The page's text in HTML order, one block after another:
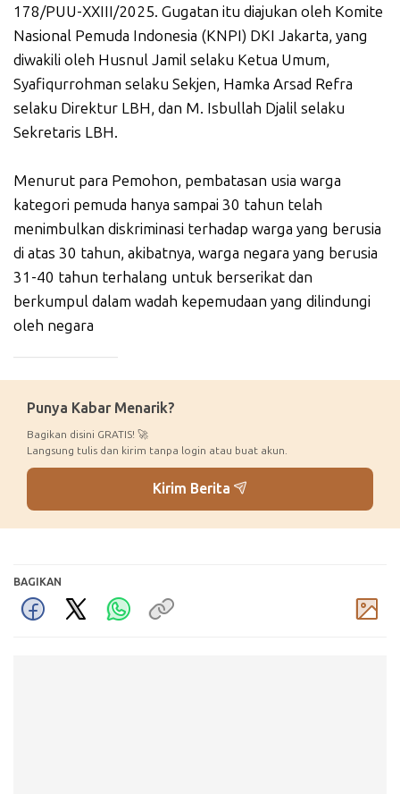
178/PUU-XXIII/2025. Gugatan itu diajukan oleh Komite
Nasional Pemuda Indonesia (KNPI) DKI Jakarta, yang
diwakili oleh Husnul Jamil selaku Ketua Umum,
Syafiqurrohman selaku Sekjen, Hamka Arsad Refra
selaku Direktur LBH, dan M. Isbullah Djalil selaku
Sekretaris LBH.
Menurut para Pemohon, pembatasan usia warga
kategori pemuda hanya sampai 30 tahun telah
menimbulkan diskriminasi terhadap warga yang berusia
di atas 30 tahun, akibatnya, warga negara yang berusia
31-40 tahun terhalang untuk berserikat dan
berkumpul dalam wadah kepemudaan yang dilindungi
oleh negara
Punya Kabar Menarik?
Bagikan disini GRATIS! 🚀
Langsung tulis dan kirim tanpa login atau buat akun.
Kirim Berita
BAGIKAN